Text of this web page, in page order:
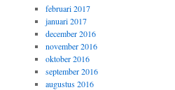
februari 2017
januari 2017
december 2016
november 2016
oktober 2016
september 2016
augustus 2016